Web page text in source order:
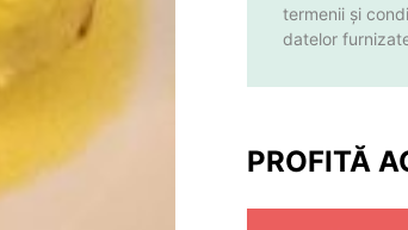
termenii și
datelor
PROFITĂ